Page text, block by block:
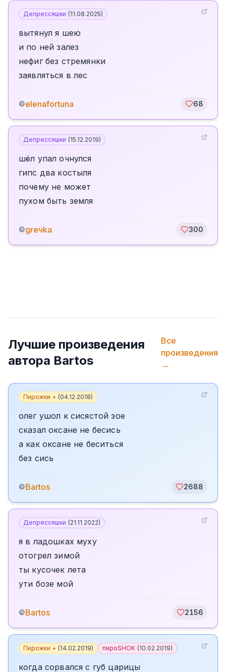
Депрессяшки (11.08.2025)
вытянул я шею
и по ней залез
нефиг без стремянки
заявляться в лес
©elenafortuna 68
Депрессяшки (15.12.2019)
шёл упал очнулся
гипс два костыля
почему не может
пухом быть земля
©greчka 300
Лучшие произведения
автора Bartos
Все
произведения
→
Пирожки + (04.12.2018)
олег ушол к сисястой зое
сказал оксане не бесись
а как оксане не беситься
без сись
©Bartos 2688
Депрессяшки (21.11.2022)
я в ладошках муху
отогрел зимой
ты кусочек лета
ути бозе мой
©Bartos 2156
Пирожки + (14.02.2019) пироSHOK (10.02.2019)
когда сорвался с губ царицы